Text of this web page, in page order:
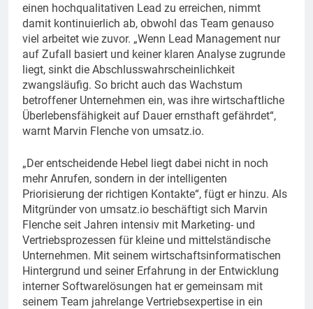
einen hochqualitativen Lead zu erreichen, nimmt
damit kontinuierlich ab, obwohl das Team genauso
viel arbeitet wie zuvor. „Wenn Lead Management nur
auf Zufall basiert und keiner klaren Analyse zugrunde
liegt, sinkt die Abschlusswahrscheinlichkeit
zwangsläufig. So bricht auch das Wachstum
betroffener Unternehmen ein, was ihre wirtschaftliche
Überlebensfähigkeit auf Dauer ernsthaft gefährdet“,
warnt Marvin Flenche von umsatz.io.
„Der entscheidende Hebel liegt dabei nicht in noch
mehr Anrufen, sondern in der intelligenten
Priorisierung der richtigen Kontakte“, fügt er hinzu. Als
Mitgründer von umsatz.io beschäftigt sich Marvin
Flenche seit Jahren intensiv mit Marketing- und
Vertriebsprozessen für kleine und mittelständische
Unternehmen. Mit seinem wirtschaftsinformatischen
Hintergrund und seiner Erfahrung in der Entwicklung
interner Softwarelösungen hat er gemeinsam mit
seinem Team jahrelange Vertriebsexpertise in ein